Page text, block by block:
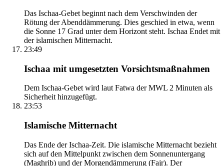
Das Ischaa-Gebet beginnt nach dem Verschwinden der
Rötung der Abenddämmerung. Dies geschied in etwa, wenn
die Sonne 17 Grad unter dem Horizont steht. Ischaa Endet mit
der islamischen Mitternacht.
23:49
Ischaa mit umgesetzten Vorsichtsmaßnahmen
Dem Ischaa-Gebet wird laut Fatwa der MWL 2 Minuten als
Sicherheit hinzugefügt.
23:53
Islamische Mitternacht
Das Ende der Ischaa-Zeit. Die islamische Mitternacht bezieht
sich auf den Mittelpunkt zwischen dem Sonnenuntergang
(Maghrib) und der Morgendämmerung (Fajr). Der